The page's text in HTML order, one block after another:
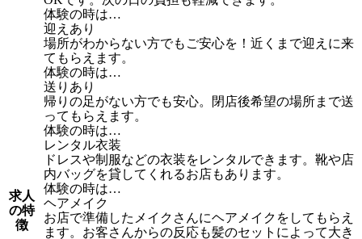
求人
の特
徴
体験の時は…
迎えあり
場所がわからない方でもご安心を！近くまで迎えに来
てもらえます。
体験の時は…
送りあり
帰りの足がない方でも安心。閉店後希望の場所まで送
ってもらえます。
体験の時は…
レンタル衣装
ドレスや制服などの衣装をレンタルできます。靴や店
内バッグを貸してくれるお店もあります。
体験の時は…
ヘアメイク
お店で準備したメイクさんにヘアメイクをしてもらえ
ます。お客さんからの反応も髪のセットによって大き